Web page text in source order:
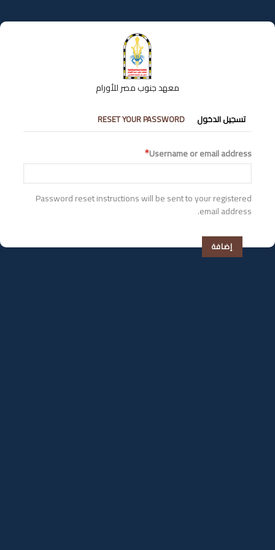
إلى
المحتوى
معهد جنوب مصر للأورام
التبويبات
الأساسية
تسجيل الدخول RESET YOUR PASSWORD
Username or email address
Password reset instructions will be sent to your registered
email address.